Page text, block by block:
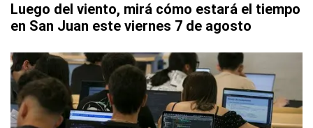
Luego del viento, mirá cómo estará el tiempo
en San Juan este viernes 7 de agosto